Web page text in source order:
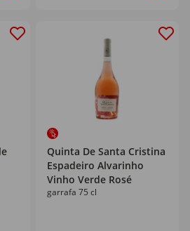
Quinta De Santa Cristina
Espadeiro Alvarinho
Vinho Verde Rosé
garrafa 75 cl